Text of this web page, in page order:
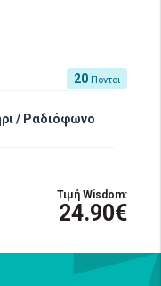
20 Πόντοι
/ Ραδιόφωνο
Τιμή Wisdom:
24.90€